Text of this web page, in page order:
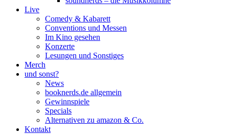
Live
Comedy & Kabarett
Conventions und Messen
Im Kino gesehen
Konzerte
Lesungen und Sonstiges
Merch
und sonst?
News
booknerds.de allgemein
Gewinnspiele
Specials
Alternativen zu amazon & Co.
Kontakt